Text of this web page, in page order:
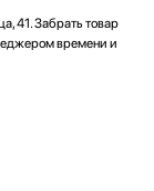
41. Забрать товар
времени и